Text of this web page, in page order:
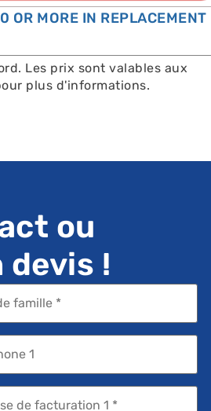
OR MORE IN REPLACEMENT
Les prix sont valables aux
plus d'informations.
ou
devis !